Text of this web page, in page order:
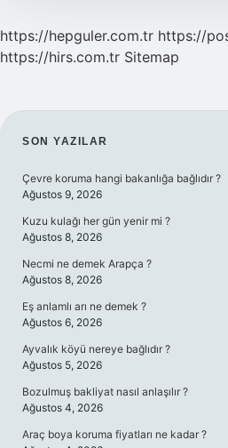
https://hepguler.com.tr https://
https://hirs.com.tr Sitemap
SIDEBAR
SON YAZILAR
Çevre koruma hangi bakanlığa bağlıdır ?
Ağustos 9, 2026
Kuzu kulağı her gün yenir mi ?
Ağustos 8, 2026
Necmi ne demek Arapça ?
Ağustos 8, 2026
Eş anlamlı arı ne demek ?
Ağustos 6, 2026
Ayvalık köyü nereye bağlıdır ?
Ağustos 5, 2026
Bozulmuş bakliyat nasıl anlaşılır ?
Ağustos 4, 2026
Araç boya koruma fiyatları ne kadar ?